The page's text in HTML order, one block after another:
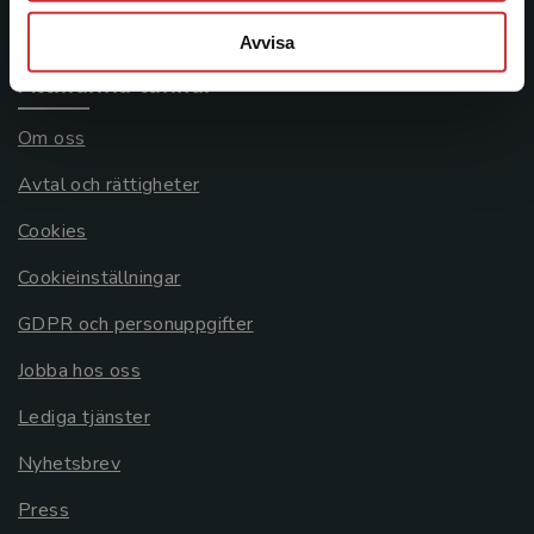
Avvisa
Systemkrav
Allmänna länkar
Om oss
Avtal och rättigheter
Cookies
Cookieinställningar
GDPR och personuppgifter
Jobba hos oss
Lediga tjänster
Nyhetsbrev
Press